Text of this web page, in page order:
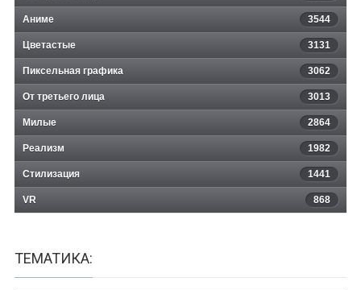
Аниме 3544
Цветастые 3131
Пиксельная графика 3062
От третьего лица 3013
Милые 2864
Реализм 1982
Стилизация 1441
VR 868
ТЕМАТИКА: